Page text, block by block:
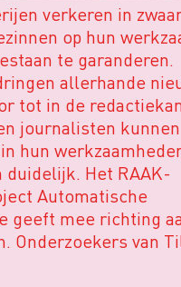
verkeren in
op hun
te garanderen.
allerhande
tot in de
journalisten kunnen
hun
duidelijk. Het RAAK-
Automatische
geeft mee richting
Onderzoekers van